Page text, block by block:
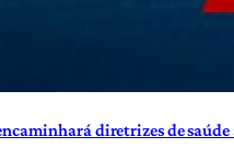
diretrizes de